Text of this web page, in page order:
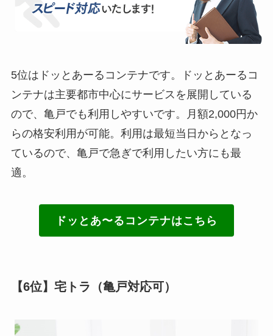
5位はドッとあーるコンテナです。ドッとあーるコ
ンテナは主要都市中心にサービスを展開している
ので、亀戸でも利用しやすいです。月額2,000円か
らの格安利用が可能。利用は最短当日からとなっ
ているので、亀戸で急ぎで利用したい方にも最
適。
ドッとあ〜るコンテナはこちら
【6位】宅トラ（亀戸対応可）